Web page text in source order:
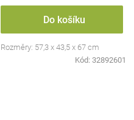
Do košíku
Rozměry: 57,3 x 43,5 x 67 cm
Kód: 32892601